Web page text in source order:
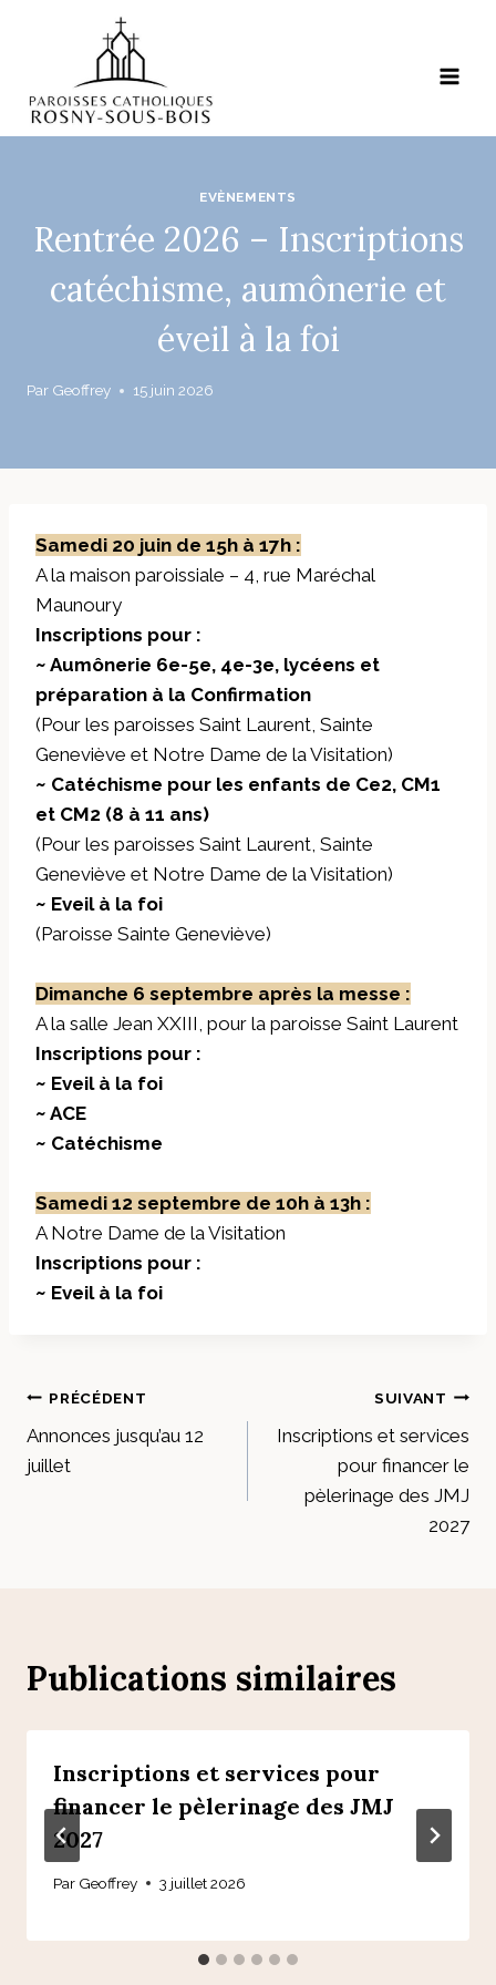
EVÈNEMENTS
Rentrée 2026 – Inscriptions
catéchisme, aumônerie et
éveil à la foi
Par Geoffrey 15 juin 2026
Samedi 20 juin de 15h à 17h :
A la maison paroissiale – 4, rue Maréchal
Maunoury
Inscriptions pour :
~ Aumônerie 6e-5e, 4e-3e, lycéens et
préparation à la Confirmation
(Pour les paroisses Saint Laurent, Sainte
Geneviève et Notre Dame de la Visitation)
~ Catéchisme pour les enfants de Ce2, CM1
et CM2 (8 à 11 ans)
(Pour les paroisses Saint Laurent, Sainte
Geneviève et Notre Dame de la Visitation)
~ Eveil à la foi
(Paroisse Sainte Geneviève)
Dimanche 6 septembre après la messe :
A la salle Jean XXIII, pour la paroisse Saint Laurent
Inscriptions pour :
~ Eveil à la foi
~ ACE
~ Catéchisme
Samedi 12 septembre de 10h à 13h :
A Notre Dame de la Visitation
Inscriptions pour :
~ Eveil à la foi
Navigation
de
PRÉCÉDENT
Annonces jusqu’au 12
juillet
SUIVANT
Inscriptions et services
pour financer le
pèlerinage des JMJ
2027
Publications similaires
Inscriptions et services pour
financer le pèlerinage des JMJ
2027
Par Geoffrey 3 juillet 2026